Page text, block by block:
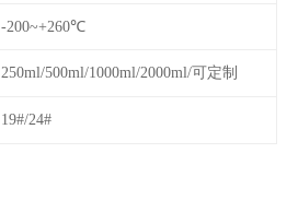
-200~+260℃
250ml/500ml/1000ml/2000ml/可定制
19#/24#